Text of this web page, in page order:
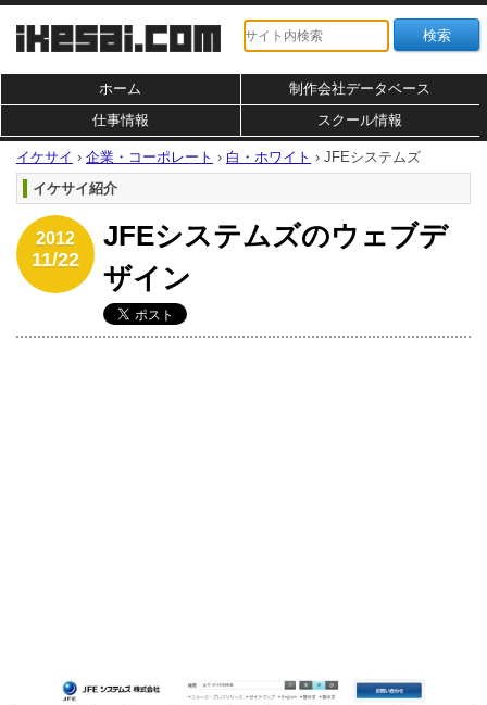
ホーム
制作会社データベース
仕事情報
スクール情報
イケサイ › 企業・コーポレート › 白・ホワイト › JFEシステムズ
イケサイ紹介
2012
11/22
JFEシステムズのウェブデ
ザイン